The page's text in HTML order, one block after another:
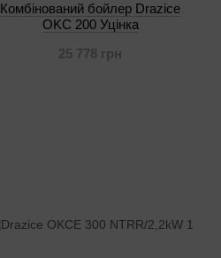
Комбінований бойлер Drazice
OKC 200 Уцінка
25 778 грн